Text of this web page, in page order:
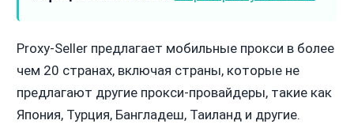
Proxy-Seller предлагает мобильные прокси в более
чем 20 странах, включая страны, которые не
предлагают другие прокси-провайдеры, такие как
Япония, Турция, Бангладеш, Таиланд и другие.